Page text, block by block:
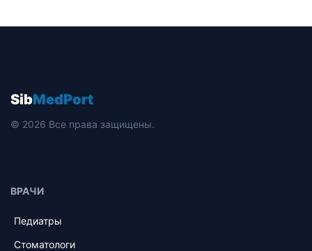
SibMedPort
© 2026 Все права защищены.
ВРАЧИ
Педиатры
Стоматологи